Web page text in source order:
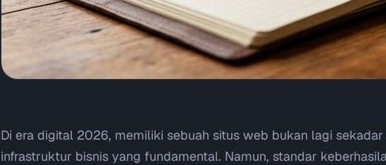
Di era digital 2026, memiliki sebuah situs web bukan lagi
infrastruktur bisnis yang fundamental. Namun, standar